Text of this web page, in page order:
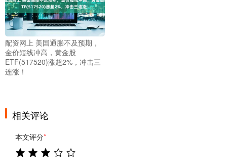
配资网上 美国通胀不及预期，
金价短线冲高，黄金股
ETF(517520)涨超2%，冲击三
连涨！
相关评论
本文评分*